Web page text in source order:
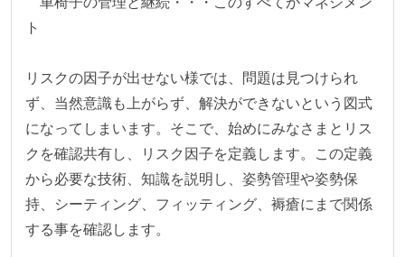
ト
リスクの因子が出せない様では、問題は見つけられ
ず、当然意識も上がらず、解決ができないという図式
になってしまいます。そこで、始めにみなさまとリス
クを確認共有し、リスク因子を定義します。この定義
から必要な技術、知識を説明し、姿勢管理や姿勢保
持、シーティング、フィッティング、褥瘡にまで関係
する事を確認します。